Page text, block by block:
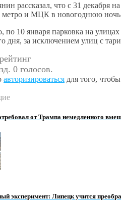
рассказал, что с 31 декабря
и МЦК в новогоднюю ночь
по 10 января парковка на
дня, за исключением улиц с
0 голосов.
авторизироваться для того,
от Трампа немедленного
эксперимент: Липецк учится